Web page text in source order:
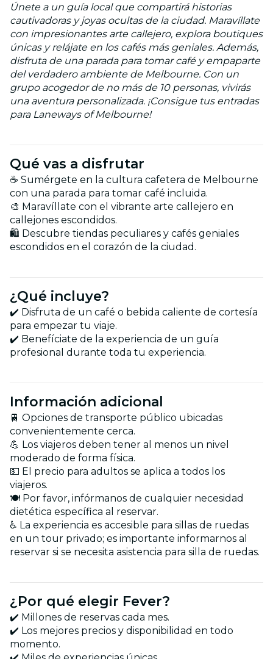
Únete a un guía local que compartirá historias
cautivadoras y joyas ocultas de la ciudad. Maravíllate
con impresionantes arte callejero, explora boutiques
únicas y relájate en los cafés más geniales. Además,
disfruta de una parada para tomar café y empaparte
del verdadero ambiente de Melbourne. Con un
grupo acogedor de no más de 10 personas, vivirás
una aventura personalizada. ¡Consigue tus entradas
para Laneways of Melbourne!
Qué vas a disfrutar
☕ Sumérgete en la cultura cafetera de Melbourne
con una parada para tomar café incluida.
🎨 Maravíllate con el vibrante arte callejero en
callejones escondidos.
🛍️ Descubre tiendas peculiares y cafés geniales
escondidos en el corazón de la ciudad.
¿Qué incluye?
✔️ Disfruta de un café o bebida caliente de cortesía
para empezar tu viaje.
✔️ Benefíciate de la experiencia de un guía
profesional durante toda tu experiencia.
Información adicional
🚆 Opciones de transporte público ubicadas
convenientemente cerca.
💪 Los viajeros deben tener al menos un nivel
moderado de forma física.
💵 El precio para adultos se aplica a todos los
viajeros.
🍽️ Por favor, infórmanos de cualquier necesidad
dietética específica al reservar.
♿ La experiencia es accesible para sillas de ruedas
en un tour privado; es importante informarnos al
reservar si se necesita asistencia para silla de ruedas.
¿Por qué elegir Fever?
✔️ Millones de reservas cada mes.
✔️ Los mejores precios y disponibilidad en todo
momento.